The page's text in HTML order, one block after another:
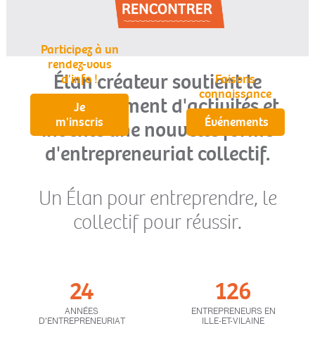
Participez à un
rendez-vous
d'info !
Je
m'inscris
Faisons
connaissance
Événements
Élan créateur soutient le
développement d'activités et
invente une nouvelle forme
d'entrepreneuriat collectif.
Un Élan pour entreprendre, le
collectif pour réussir.
24
ANNÉES
D'ENTREPRENEURIAT
126
ENTREPRENEURS EN
ILLE-ET-VILAINE